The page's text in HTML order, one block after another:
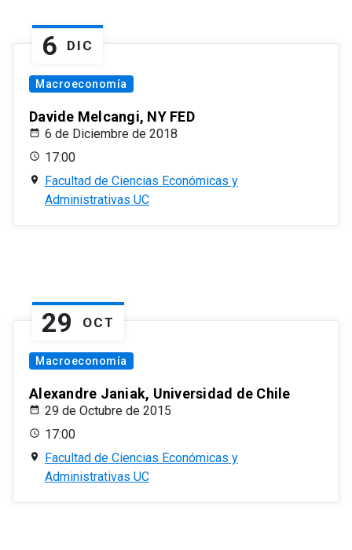
6 DIC
Macroeconomía
Davide Melcangi, NY FED
6 de Diciembre de 2018
17:00
Facultad de Ciencias Económicas y
Administrativas UC
29 OCT
Macroeconomía
Alexandre Janiak, Universidad de Chile
29 de Octubre de 2015
17:00
Facultad de Ciencias Económicas y
Administrativas UC